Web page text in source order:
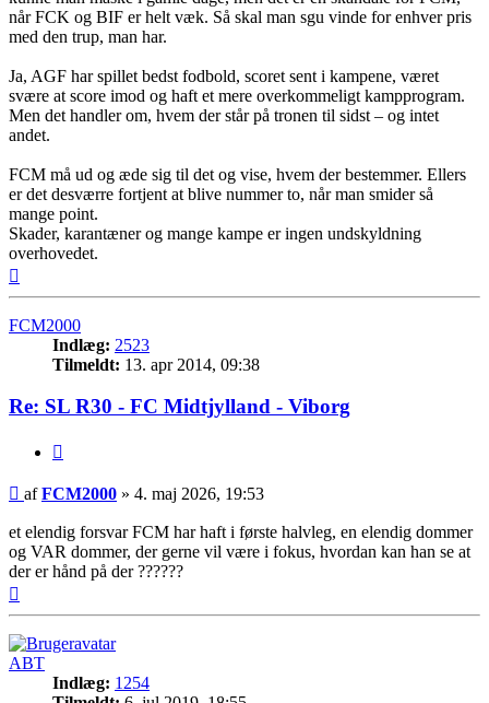
når FCK og BIF er helt væk. Så skal man sgu vinde for enhver pris
med den trup, man har.
Ja, AGF har spillet bedst fodbold, scoret sent i kampene, været
svære at score imod og haft et mere overkommeligt kampprogram.
Men det handler om, hvem der står på tronen til sidst – og intet
andet.
FCM må ud og æde sig til det og vise, hvem der bestemmer. Ellers
er det desværre fortjent at blive nummer to, når man smider så
mange point.
Skader, karantæner og mange kampe er ingen undskyldning
overhovedet.
FCM2000
Indlæg: 2523
Tilmeldt: 13. apr 2014, 09:38
Re: SL R30 - FC Midtjylland - Viborg
Indlæg
afFCM2000 » 4. maj 2026, 19:53
et elendig forsvar FCM har haft i første halvleg, en elendig dommer
og VAR dommer, der gerne vil være i fokus, hvordan kan han se at
der er hånd på der ??????
ABT
Indlæg: 1254